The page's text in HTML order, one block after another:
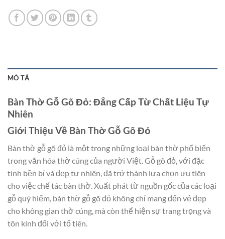
MÔ TẢ
Bàn Thờ Gỗ Gõ Đỏ: Đẳng Cấp Từ Chất Liệu Tự
Nhiên
Giới Thiệu Về Bàn Thờ Gỗ Gõ Đỏ
Bàn thờ gỗ gõ đỏ là một trong những loại bàn thờ phổ biến
trong văn hóa thờ cúng của người Việt. Gỗ gõ đỏ, với đặc
tính bền bỉ và đẹp tự nhiên, đã trở thành lựa chọn ưu tiên
cho việc chế tác bàn thờ. Xuất phát từ nguồn gốc của các loại
gỗ quý hiếm, bàn thờ gỗ gõ đỏ không chỉ mang đến vẻ đẹp
cho không gian thờ cúng, mà còn thể hiện sự trang trọng và
tôn kính đối với tổ tiên.